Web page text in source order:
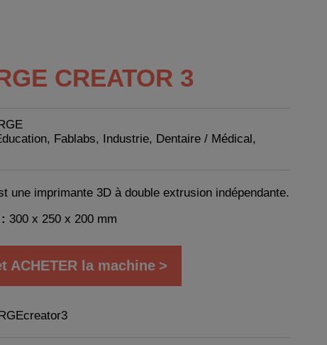
CREATOR 3
Fablabs, Industrie, Dentaire / Médical,
une imprimante 3D à double extrusion indépendante.
300 x 250 x 200 mm
ACHETER la machine